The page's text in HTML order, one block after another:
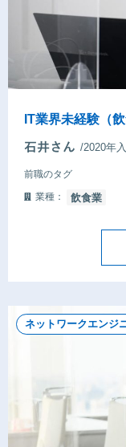
IT業界未経験（
/2020年
前職のタグ
業種：
飲食業
ネットワークエンジ